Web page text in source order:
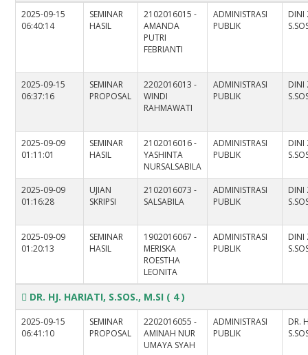
2025-09-15
06:40:14
SEMINAR
HASIL
2102016015 -
AMANDA
PUTRI
FEBRIANTI
ADMINISTRASI
PUBLIK
DINI
2025-09-15
06:37:16
SEMINAR
PROPOSAL
2202016013 -
WINDI
RAHMAWATI
ADMINISTRASI
PUBLIK
DINI
2025-09-09
01:11:01
SEMINAR
HASIL
2102016016 -
YASHINTA
NURSALSABILA
ADMINISTRASI
PUBLIK
DINI
2025-09-09
01:16:28
UJIAN
SKRIPSI
2102016073 -
SALSABILA
ADMINISTRASI
PUBLIK
DINI
2025-09-09
01:20:13
SEMINAR
HASIL
1902016067 -
MERISKA
ROESTHA
LEONITA
ADMINISTRASI
PUBLIK
DINI
DR. HJ. HARIATI, S.SOS., M.SI ( 4 )
2025-09-15
06:41:10
SEMINAR
PROPOSAL
2202016055 -
AMINAH NUR
UMAYA SYAH
ADMINISTRASI
PUBLIK
DR.